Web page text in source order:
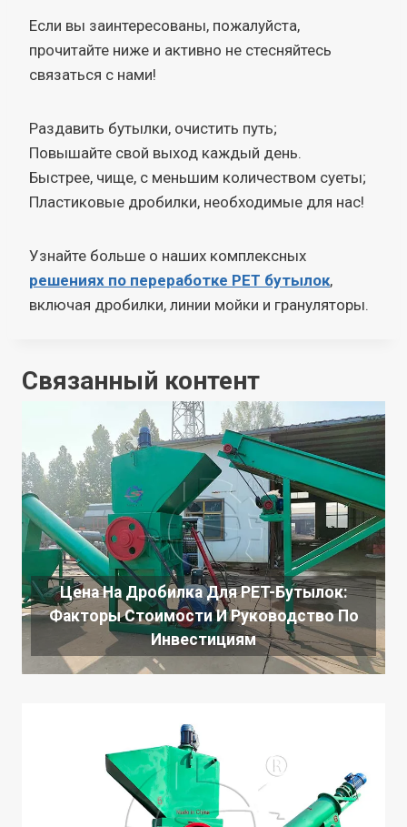
Если вы заинтересованы, пожалуйста,
прочитайте ниже и активно не стесняйтесь
связаться с нами!
Раздавить бутылки, очистить путь;
Повышайте свой выход каждый день.
Быстрее, чище, с меньшим количеством суеты;
Пластиковые дробилки, необходимые для нас!
Узнайте больше о наших комплексных
решениях по переработке PET бутылок,
включая дробилки, линии мойки и грануляторы.
Связанный контент
Цена На Дробилка Для PET-Бутылок:
Факторы Стоимости И Руководство По
Инвестициям